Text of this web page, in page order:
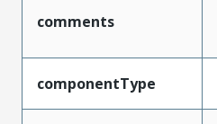
comments
componentType